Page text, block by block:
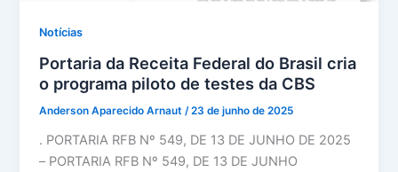
Notícias
Portaria da Receita Federal do Brasil cria
o programa piloto de testes da CBS
Anderson Aparecido Arnaut /23 de junho de 2025
. PORTARIA RFB Nº 549, DE 13 DE JUNHO DE 2025
– PORTARIA RFB Nº 549, DE 13 DE JUNHO